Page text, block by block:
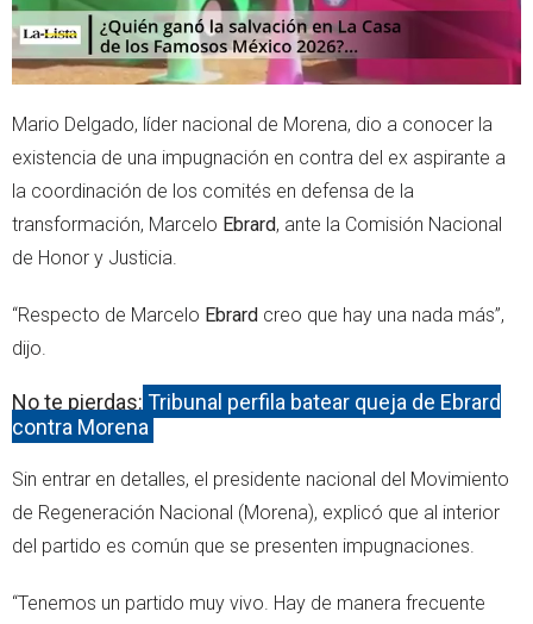
Mario Delgado, líder nacional de Morena, dio a conocer la
existencia de una impugnación en contra del ex aspirante a
la coordinación de los comités en defensa de la
transformación, Marcelo Ebrard, ante la Comisión Nacional
de Honor y Justicia.
“Respecto de Marcelo Ebrard creo que hay una nada más”,
dijo.
No te pierdas: Tribunal perfila batear queja de Ebrard
contra Morena
Sin entrar en detalles, el presidente nacional del Movimiento
de Regeneración Nacional (Morena), explicó que al interior
del partido es común que se presenten impugnaciones.
“Tenemos un partido muy vivo. Hay de manera frecuente